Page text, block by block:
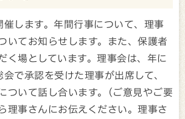
催します。年間行事について、理事
いてお知らせします。また、保護者
く場としています。理事会は、年に
で承認を受けた理事が出席して、
ついて話し合います。(ご意見やご要
理事さんにお伝えください。理事さ